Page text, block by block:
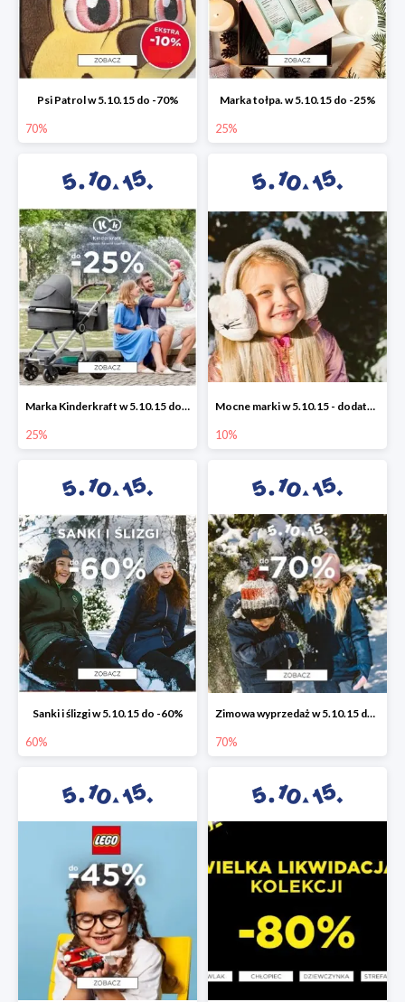
Psi Patrol w 5.10.15 do -70%
70%
Marka tołpa. w 5.10.15 do -25%
25%
Marka Kinderkraft w 5.10.15 do -25%
25%
Mocne marki w 5.10.15 - dodatkowe -10% rabatu
10%
Sanki i ślizgi w 5.10.15 do -60%
60%
Zimowa wyprzedaż w 5.10.15 do -70%
70%